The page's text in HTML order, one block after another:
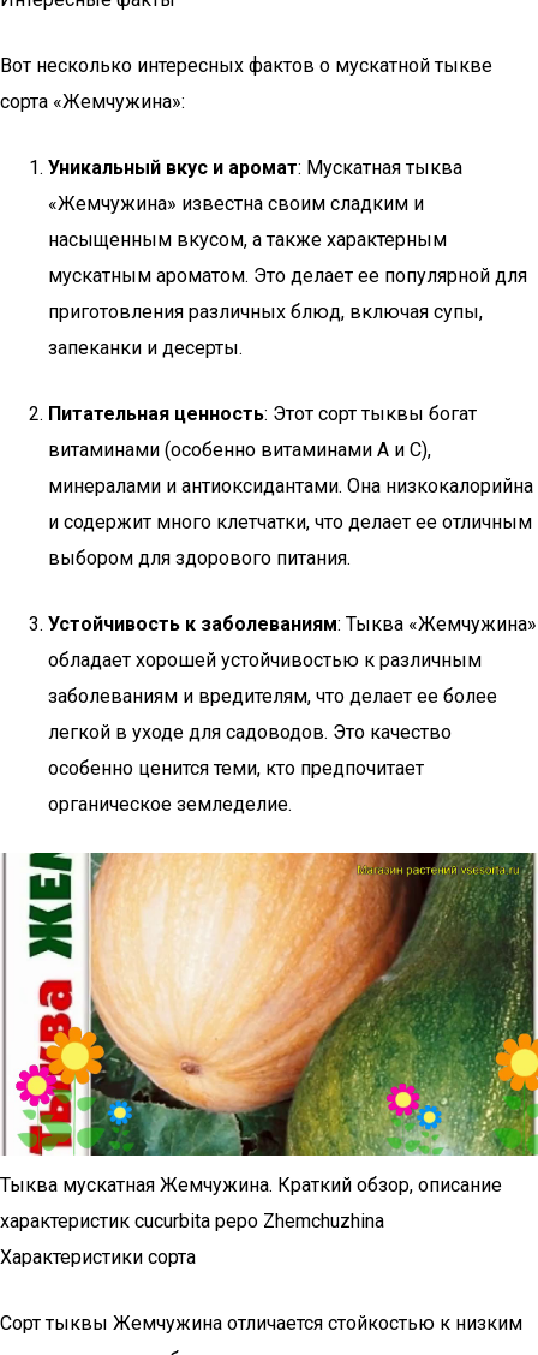
Вот несколько интересных фактов о мускатной тыкве
сорта «Жемчужина»:
Уникальный вкус и аромат: Мускатная тыква
«Жемчужина» известна своим сладким и
насыщенным вкусом, а также характерным
мускатным ароматом. Это делает ее популярной для
приготовления различных блюд, включая супы,
запеканки и десерты.
Питательная ценность: Этот сорт тыквы богат
витаминами (особенно витаминами A и C),
минералами и антиоксидантами. Она низкокалорийна
и содержит много клетчатки, что делает ее отличным
выбором для здорового питания.
Устойчивость к заболеваниям: Тыква «Жемчужина»
обладает хорошей устойчивостью к различным
заболеваниям и вредителям, что делает ее более
легкой в уходе для садоводов. Это качество
особенно ценится теми, кто предпочитает
органическое земледелие.
Тыква мускатная Жемчужина. Краткий обзор, описание
характеристик cucurbita pepo Zhemchuzhina
Характеристики сорта
Сорт тыквы Жемчужина отличается стойкостью к низким